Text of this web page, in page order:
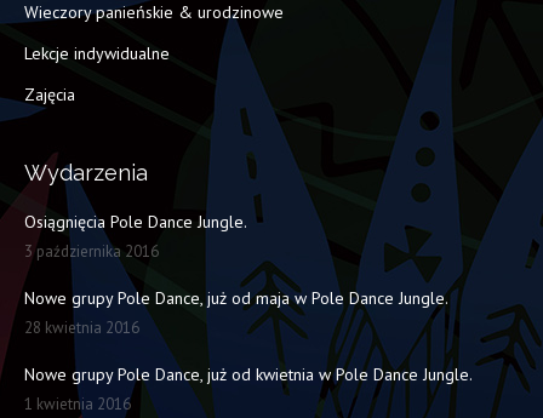
Wieczory panieńskie & urodzinowe
Lekcje indywidualne
Zajęcia
Wydarzenia
Osiągnięcia Pole Dance Jungle.
3 października 2016
Nowe grupy Pole Dance, już od maja w Pole Dance Jungle.
28 kwietnia 2016
Nowe grupy Pole Dance, już od kwietnia w Pole Dance Jungle.
1 kwietnia 2016